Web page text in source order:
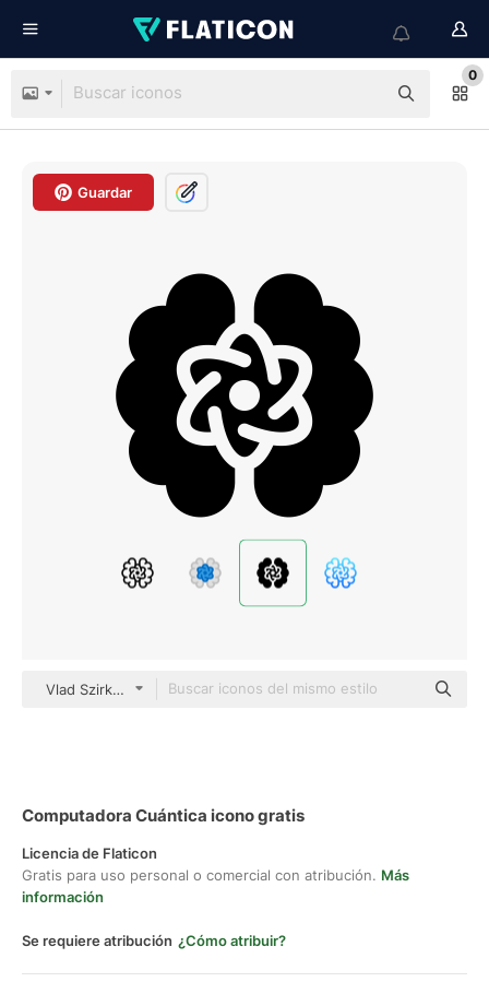
0
Guardar
Vlad Szirka Glyph
Computadora Cuántica icono gratis
Licencia de Flaticon
Gratis para uso personal o comercial con atribución. Más
información
Se requiere atribución ¿Cómo atribuir?